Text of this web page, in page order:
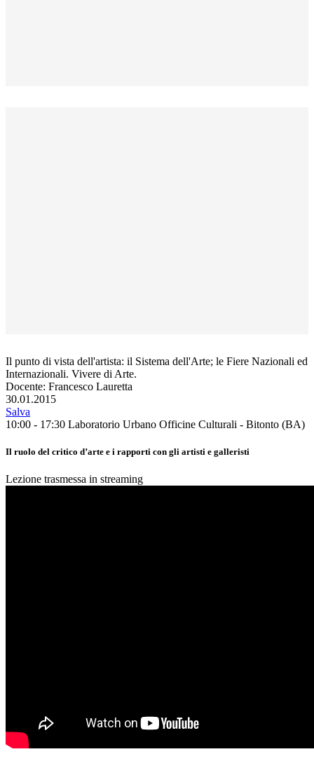
Il punto di vista dell'artista: il Sistema dell'Arte; le Fiere Nazionali ed
Internazionali. Vivere di Arte.
Docente: Francesco Lauretta
30.01.2015
Salva
10:00 - 17:30 Laboratorio Urbano Officine Culturali - Bitonto (BA)
Il ruolo del critico d’arte e i rapporti con gli artisti e galleristi
Lezione trasmessa in streaming